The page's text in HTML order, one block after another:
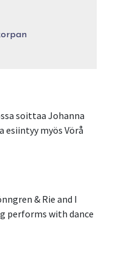
soittaa Johanna
esiintyy myös Vörå
& Rie and I
performs with dance